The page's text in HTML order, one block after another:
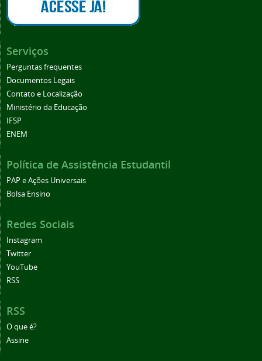
Serviços
Perguntas frequentes
Documentos Legais
Contato e Localização
Ministério da Educação
IFSP
ENEM
Política de Assistência Estudantil
PAP e Ações Universais
Bolsa Ensino
Redes Sociais
Instagram
Twitter
YouTube
RSS
RSS
O que é?
Assine